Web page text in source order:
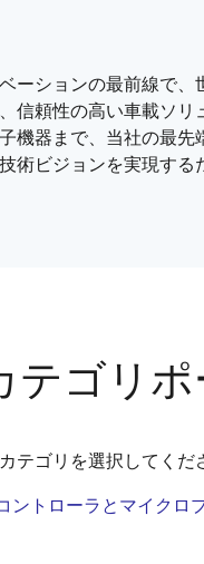
ーションの最前線で
信頼性の高い車載ソ
機器まで、当社の最
術ビジョンを実現する
テゴリ
テゴリを選択してくだ
ントローラとマイクロ